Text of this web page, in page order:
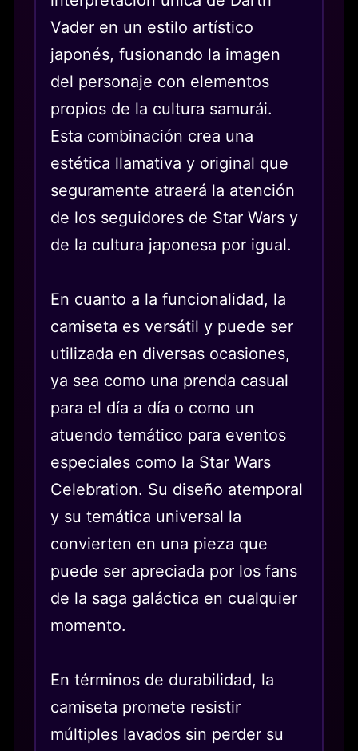
Vader en un estilo artístico
japonés, fusionando la imagen
del personaje con elementos
propios de la cultura samurái.
Esta combinación crea una
estética llamativa y original que
seguramente atraerá la atención
de los seguidores de Star Wars y
de la cultura japonesa por igual.
En cuanto a la funcionalidad, la
camiseta es versátil y puede ser
utilizada en diversas ocasiones,
ya sea como una prenda casual
para el día a día o como un
atuendo temático para eventos
especiales como la Star Wars
Celebration. Su diseño atemporal
y su temática universal la
convierten en una pieza que
puede ser apreciada por los fans
de la saga galáctica en cualquier
momento.
En términos de durabilidad, la
camiseta promete resistir
múltiples lavados sin perder su